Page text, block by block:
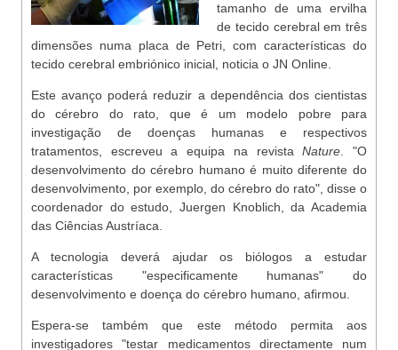
tamanho de uma ervilha
de tecido cerebral em três
dimensões numa placa de Petri, com características do
tecido cerebral embriónico inicial, noticia o JN Online.
Este avanço poderá reduzir a dependência dos cientistas
do cérebro do rato, que é um modelo pobre para
investigação de doenças humanas e respectivos
tratamentos, escreveu a equipa na revistaNature . "O
desenvolvimento do cérebro humano é muito diferente do
desenvolvimento, por exemplo, do cérebro do rato", disse o
coordenador do estudo, Juergen Knoblich, da Academia
das Ciências Austríaca.
A tecnologia deverá ajudar os biólogos a estudar
características "especificamente humanas" do
desenvolvimento e doença do cérebro humano, afirmou.
Espera-se também que este método permita aos
investigadores "testar medicamentos directamente num